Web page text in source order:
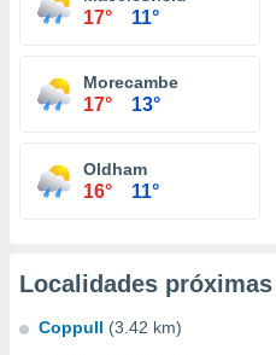
17° 11°
Morecambe
17° 13°
Oldham
16° 11°
Localidades próximas
Coppull (3.42 km)